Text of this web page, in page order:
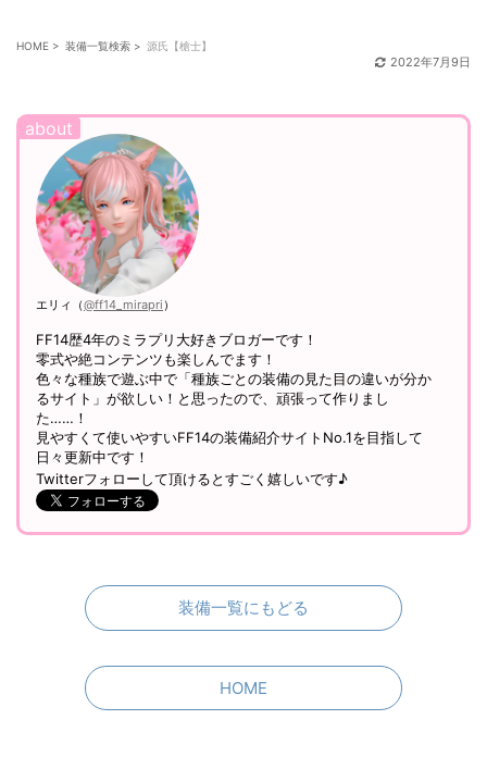
HOME > 装備一覧検索 > 源氏【槍士】
2022年7月9日
エリィ（@ff14_mirapri）
FF14歴4年のミラプリ大好きブロガーです！
零式や絶コンテンツも楽しんでます！
色々な種族で遊ぶ中で「種族ごとの装備の見た目の違いが分か
るサイト」が欲しい！と思ったので、頑張って作りまし
た……！
見やすくて使いやすいFF14の装備紹介サイトNo.1を目指して
日々更新中です！
Twitterフォローして頂けるとすごく嬉しいです♪
装備一覧にもどる
HOME